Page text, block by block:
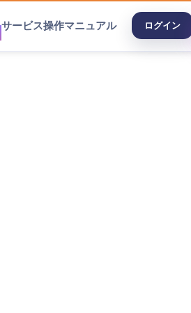
サービス操作マニュアル ログイン